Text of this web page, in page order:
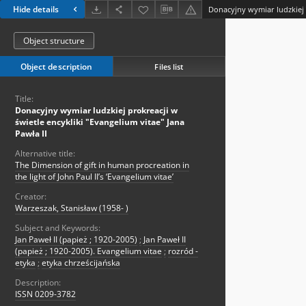
Hide details
Object structure
Object description Files list
Title:
Donacyjny wymiar ludzkiej prokreacji w
świetle encykliki "Evangelium vitae" Jana
Pawła II
Alternative title:
The Dimension of gift in human procreation in
the light of John Paul II’s ‘Evangelium vitae’
Creator:
Warzeszak, Stanisław (1958- )
Subject and Keywords:
Jan Paweł II (papież ; 1920-2005) ; Jan Paweł II
(papież ; 1920-2005). Evangelium vitae ; rozród -
etyka ; etyka chrześcijańska
Description:
ISSN 0209-3782